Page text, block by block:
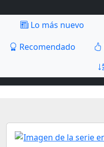
Lo más nuevo
Recomendado